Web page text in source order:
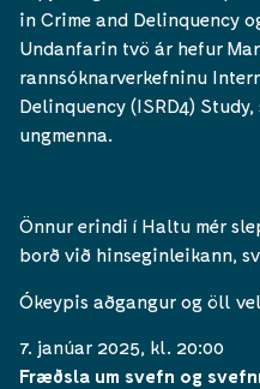
in Crime and Delinquency
Undanfarin tvö ár hefur
rannsóknarverkefninu
Delinquency (ISRD4)
ungmenna.
Önnur erindi í Haltu mér
borð við hinseginleikann,
Ókeypis aðgangur og öll
7. janúar 2025, kl. 20:00
Fræðsla um svefn og